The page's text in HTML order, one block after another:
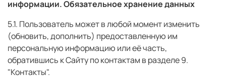
информации. Обязательное хранение данных
5.1. Пользователь может в любой момент изменить
(обновить, дополнить) предоставленную им
персональную информацию или её часть,
обратившись к Сайту по контактам в разделе 9.
"Контакты".